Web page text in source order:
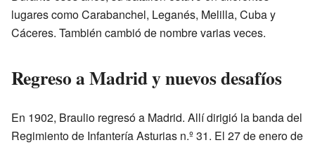
lugares como Carabanchel, Leganés, Melilla, Cuba y
Cáceres. También cambió de nombre varias veces.
Regreso a Madrid y nuevos desafíos
En 1902, Braulio regresó a Madrid. Allí dirigió la banda del
Regimiento de Infantería Asturias n.º 31. El 27 de enero de